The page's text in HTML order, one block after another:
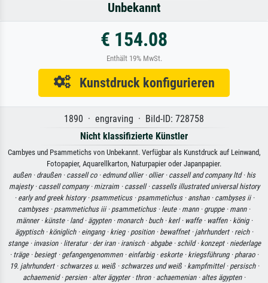
Unbekannt
€ 154.08
Enthält 19% MwSt.
Kunstdruck konfigurieren
1890 · engraving · Bild-ID: 728758
Nicht klassifizierte Künstler
Cambyes und Psammetichs von Unbekannt. Verfügbar als Kunstdruck auf Leinwand,
Fotopapier, Aquarellkarton, Naturpapier oder Japanpapier.
außen · draußen · cassell co · edmund ollier · ollier · cassell and company ltd · his
majesty · cassell company · mizraim · cassell · cassells illustrated universal history
· early and greek history · psammeticus · psammetichus · anshan · cambyses ii ·
cambyses · psammetichus iii · psammetichus · leute · mann · gruppe · mann ·
männer · künste · land · ägypten · monarch · buch · kerl · waffe · waffen · könig ·
ägyptisch · königlich · eingang · krieg · position · bewaffnet · jahrhundert · reich ·
stange · invasion · literatur · der iran · iranisch · abgabe · schild · konzept · niederlage
· träge · besiegt · gefangengenommen · einfarbig · eskorte · kriegsführung · pharao ·
19. jahrhundert · schwarzes u. weiß · schwarzes und weiß · kampfmittel · persisch ·
achaemenid · persien · alter ägypter · thron · achaemenian · altes ägypten ·